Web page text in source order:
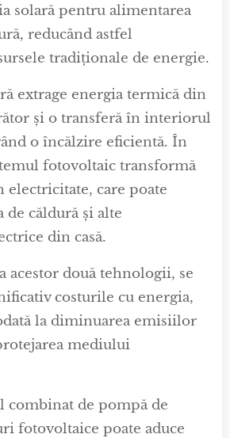
solară pentru alimentarea
reducând astfel
tradiționale de energie.
extrage energia termică din
și o transferă în interiorul
o încălzire eficientă. În
fotovoltaic transformă
electricitate, care poate
căldură și alte
din casă.
acestor două tehnologii, se
costurile cu energia,
la diminuarea emisiilor
mediului
combinat de pompă de
fotovoltaice poate aduce